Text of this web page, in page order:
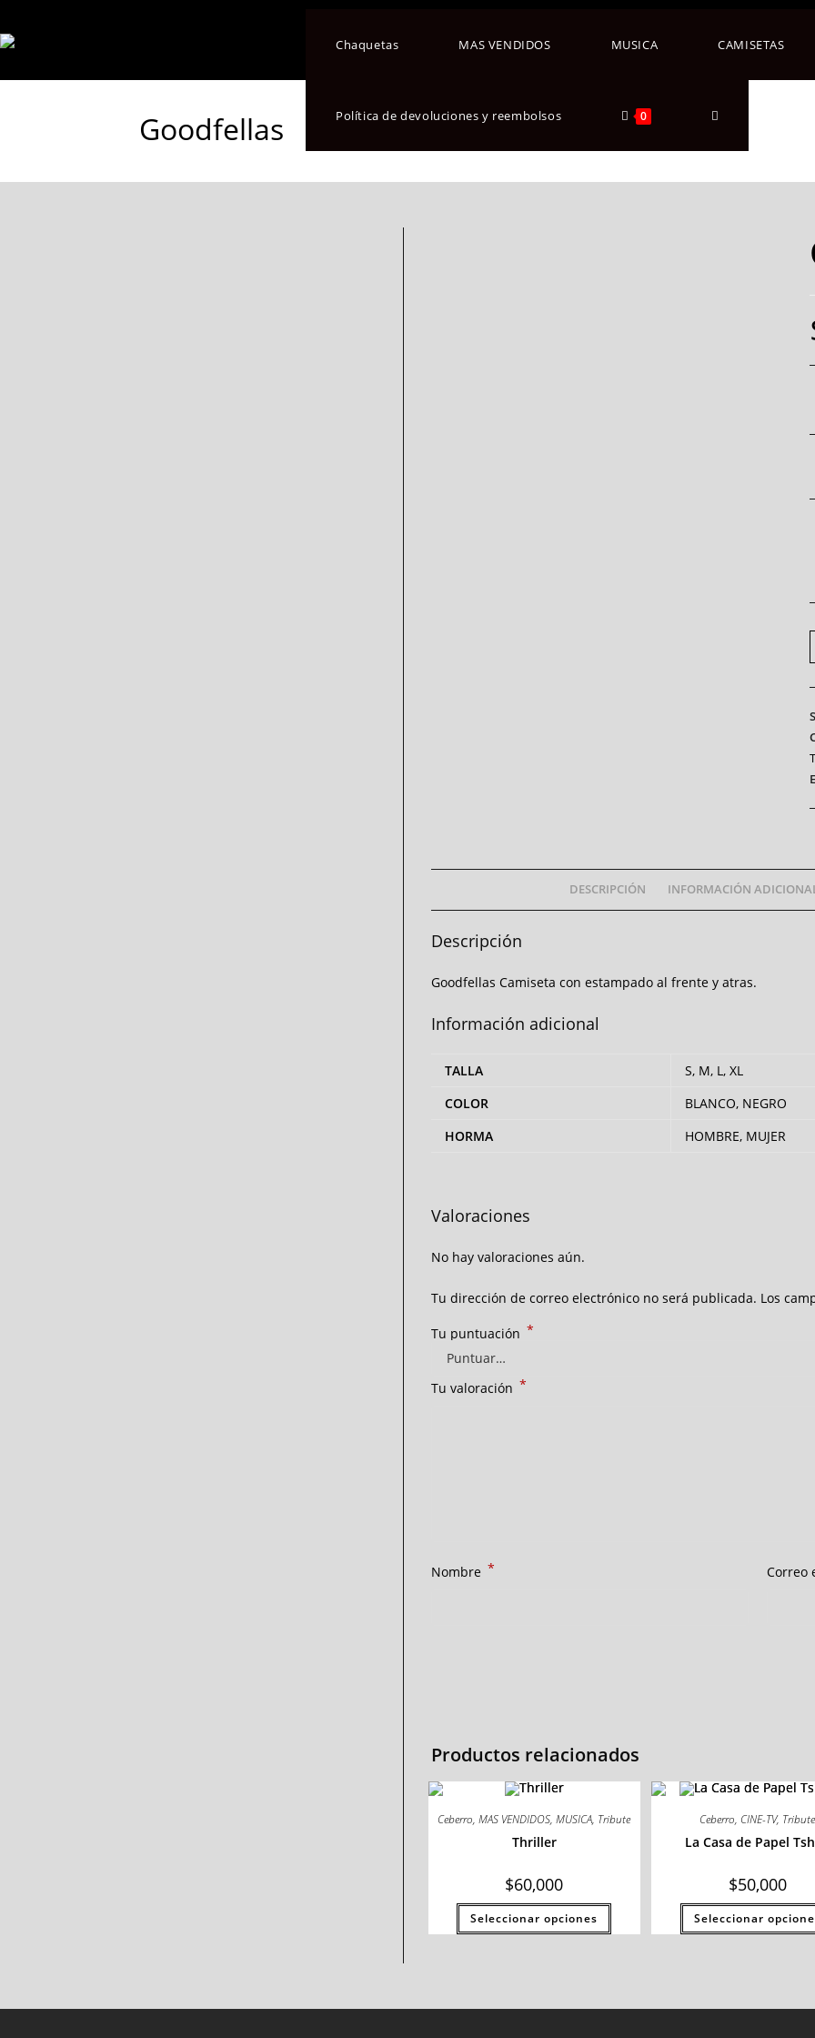
Chaquetas MAS VENDIDOS MUSICA CAMISETAS
Política de devoluciones y reembolsos 0
Goodfellas
DESCRIPCIÓN INFORMACIÓN
Descripción
Goodfellas Camiseta con estampado al frente y atras.
Información adicional
TALLA
S, M, L, XL
COLOR
BLANCO, NEGRO
HORMA
HOMBRE, MUJER
Valoraciones
No hay valoraciones aún.
Tu dirección de correo electrónico no será publicada. Los
Tu puntuación *
Tu valoración *
Nombre * Correo
Productos relacionados
Ceberro,MAS VENDIDOS,MUSICA, Tribute
Thriller
$60,000
Seleccionar opciones
Ceberro, CINE-TV, Tribute
La Casa de Papel
$50,000
Seleccionar